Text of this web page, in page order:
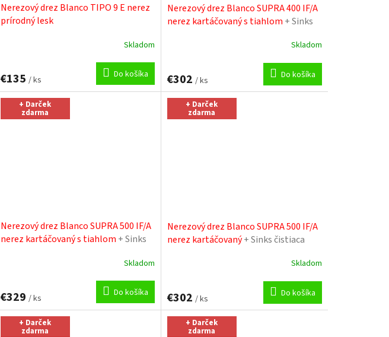
Nerezový drez Blanco TIPO 9 E nerez
prírodný lesk
Skladom
€135 / ks Do košíka
Nerezový drez Blanco SUPRA 400 IF/A
nerez kartáčovaný s tiahlom + Sinks
Skladom
€302 / ks Do košíka
+ Darček
zdarma
Nerezový drez Blanco SUPRA 500 IF/A
nerez kartáčovaný s tiahlom + Sinks
Skladom
€329 / ks Do košíka
+ Darček
zdarma
Nerezový drez Blanco SUPRA 500 IF/A
nerez kartáčovaný+ Sinks čistiaca
Skladom
€302 / ks Do košíka
+ Darček
zdarma
+ Darček
zdarma